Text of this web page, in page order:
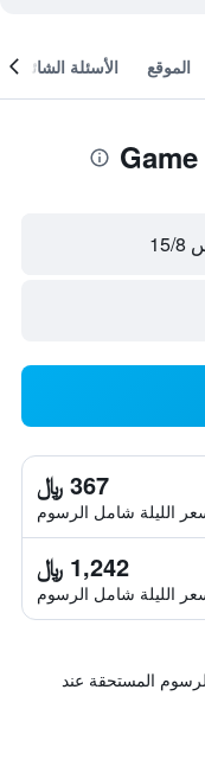
الموقع الأسئلة الشائعة
8
367 ﷼
الليلة شامل الرسوم
1,242 ﷼
الليلة شامل الرسوم
المستحقة عند